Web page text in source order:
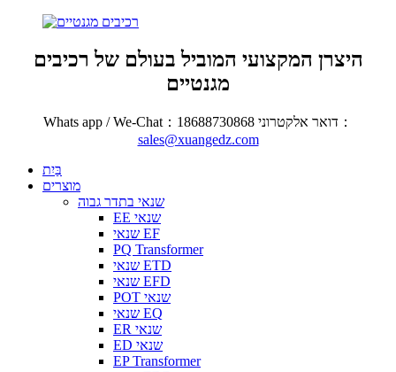
היצרן המקצועי המוביל בעולם של רכיבים
מגנטיים
Whats app / We-Chat：18688730868 דואר אלקטרוני：
sales@xuangedz.com
בַּיִת
מוצרים
שנאי בתדר גבוה
EE שנאי
שנאי EF
PQ Transformer
שנאי ETD
שנאי EFD
POT שנאי
שנאי EQ
ER שנאי
ED שנאי
EP Transformer